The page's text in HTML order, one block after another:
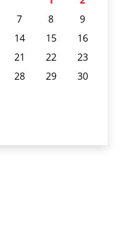
7 8
9
14 15
16
21 22
23
28 29
30